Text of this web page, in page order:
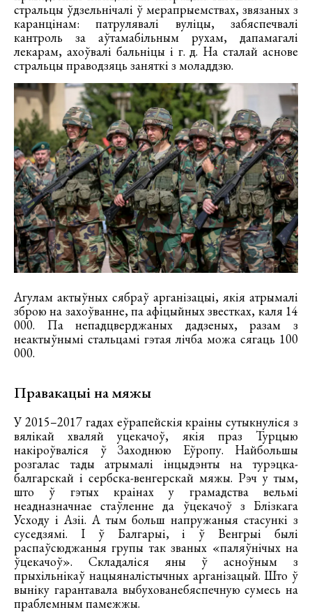
стральцы ўдзельнічалі ў мерапрыемствах, звязаных з
каранцінам: патрулявалі вуліцы, забяспечвалі
кантроль за аўтамабільным рухам, дапамагалі
лекарам, ахоўвалі бальніцы і г. д. На сталай аснове
стральцы праводзяць заняткі з моладдзю.
Агулам актыўных сябраў арганізацыі, якія атрымалі
зброю на захоўванне, па афіцыйных звестках, каля 14
000. Па непадцверджаных дадзеных, разам з
неактыўнымі стальцамі гэтая лічба можа сягаць 100
000.
Правакацыі на мяжы
У 2015–2017 гадах еўрапейскія краіны сутыкнуліся з
вялікай хваляй уцекачоў, якія праз Турцыю
накіроўваліся ў Заходнюю Еўропу. Найбольшы
розгалас тады атрымалі інцыдэнты на турэцка-
балгарскай і сербска-венгерскай мяжы. Рэч у тым,
што ў гэтых краінах у грамадства вельмі
неадназначнае стаўленне да ўцекачоў з Блізкага
Усходу і Азіі. А тым больш напружаныя стасункі з
суседзямі. І ў Балгарыі, і ў Венгрыі былі
распаўсюджаныя групы так званых «паляўнічых на
ўцекачоў». Складаліся яны ў асноўным з
прыхільнікаў нацыяналістычных арганізацый. Што ў
выніку гарантавала выбухованебяспечную сумесь на
праблемным памежжы.